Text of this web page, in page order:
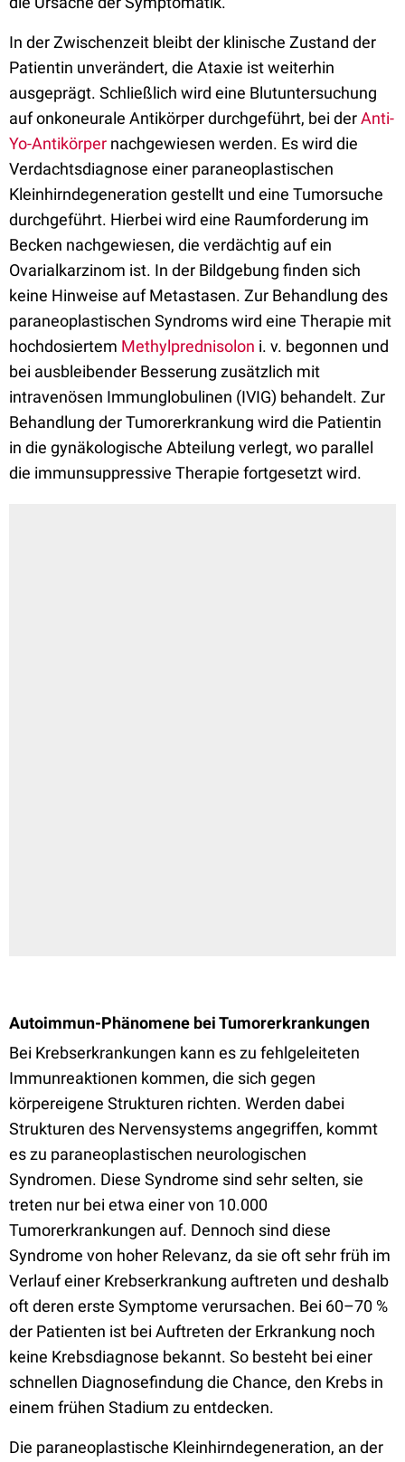
In der Zwischenzeit bleibt der klinische Zustand der
Patientin unverändert, die Ataxie ist weiterhin
ausgeprägt. Schließlich wird eine Blutuntersuchung
auf onkoneurale Antikörper durchgeführt, bei derAnti-
Yo-Antikörper nachgewiesen werden. Es wird die
Verdachtsdiagnose einer paraneoplastischen
Kleinhirndegeneration gestellt und eine Tumorsuche
durchgeführt. Hierbei wird eine Raumforderung im
Becken nachgewiesen, die verdächtig auf ein
Ovarialkarzinom ist. In der Bildgebung finden sich
keine Hinweise auf Metastasen. Zur Behandlung des
paraneoplastischen Syndroms wird eine Therapie mit
hochdosiertem Methylprednisolon i. v. begonnen und
bei ausbleibender Besserung zusätzlich mit
intravenösen Immunglobulinen (IVIG) behandelt. Zur
Behandlung der Tumorerkrankung wird die Patientin
in die gynäkologische Abteilung verlegt, wo parallel
die immunsuppressive Therapie fortgesetzt wird.
Autoimmun-Phänomene bei Tumorerkrankungen
Bei Krebserkrankungen kann es zu fehlgeleiteten
Immunreaktionen kommen, die sich gegen
körpereigene Strukturen richten. Werden dabei
Strukturen des Nervensystems angegriffen, kommt
es zu paraneoplastischen neurologischen
Syndromen. Diese Syndrome sind sehr selten, sie
treten nur bei etwa einer von 10.000
Tumorerkrankungen auf. Dennoch sind diese
Syndrome von hoher Relevanz, da sie oft sehr früh im
Verlauf einer Krebserkrankung auftreten und deshalb
oft deren erste Symptome verursachen. Bei 60–70 %
der Patienten ist bei Auftreten der Erkrankung noch
keine Krebsdiagnose bekannt. So besteht bei einer
schnellen Diagnosefindung die Chance, den Krebs in
einem frühen Stadium zu entdecken.
Die paraneoplastische Kleinhirndegeneration, an der